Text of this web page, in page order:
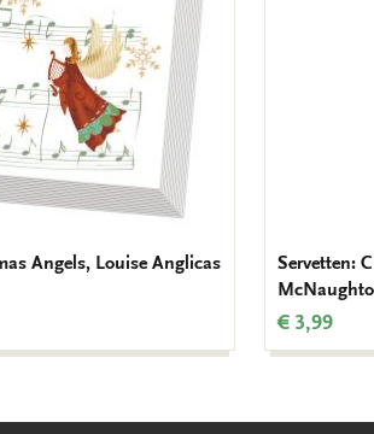
Angels, Louise Anglicas
Servetten:
€ 3,99